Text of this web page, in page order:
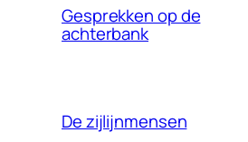
Gesprekken op de
achterbank
De zijlijnmensen